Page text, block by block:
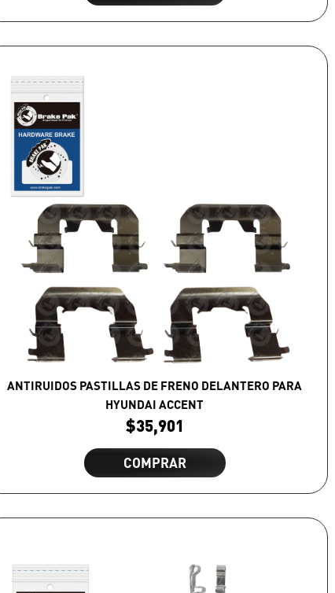
ANTIRUIDOS PASTILLAS DE FRENO DELANTERO PARA
HYUNDAI ACCENT
$35,901
COMPRAR